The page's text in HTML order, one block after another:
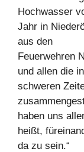
Hochwasser
Jahr in
aus den
Feuerwehren
und allen die
schweren
haben uns
heißt,
da zu sein.“